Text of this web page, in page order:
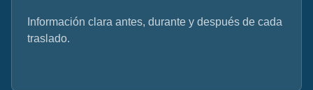
Información clara antes, durante y después de cada
traslado.